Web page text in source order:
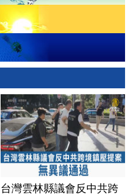
台灣雲林縣議會反中共跨